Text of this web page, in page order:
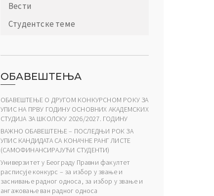
Вести
Студентске теме
ОБАВЕШТЕЊА
ОБАВЕШТЕЊЕ О ДРУГОМ КОНКУРСНОМ РОКУ ЗА
УПИС НА ПРВУ ГОДИНУ ОСНОВНИХ АКАДЕМСКИХ
СТУДИЈА ЗА ШКОЛСКУ 2026/2027. ГОДИНУ
ВАЖНО ОБАВЕШТЕЊЕ – ПОСЛЕДЊИ РОК ЗА
УПИС КАНДИДАТА СА КОНАЧНЕ РАНГ ЛИСТЕ
(САМОФИНАНСИРАЈУЋИ СТУДЕНТИ)
Универзитет у Београду Правни факултет
расписује конкурс – за избор у звање и
заснивање радног односа, за избор у звање и
ангажовање ван радног односа